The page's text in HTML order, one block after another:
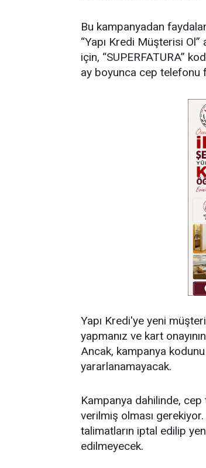
Bu kampanyadan
“Yapı Kredi Müşterisi Ol”
için, “SUPERFATURA”
ay boyunca cep telefonu
Yapı Kredi'ye yeni
yapmanız ve kart
Ancak, kampanya
yararlanamayacak.
Kampanya dahilinde,
verilmiş olması
talimatların iptal edilip
edilmeyecek.